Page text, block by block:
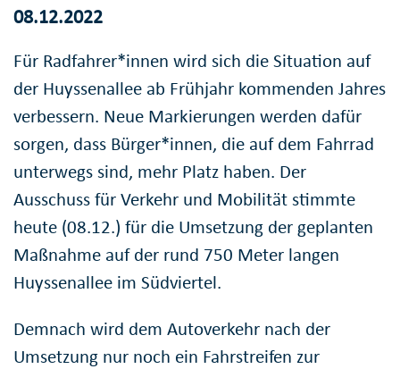
08.12.2022
Für Radfahrer*innen wird sich die Situation auf
der Huyssenallee ab Frühjahr kommenden Jahres
verbessern. Neue Markierungen werden dafür
sorgen, dass Bürger*innen, die auf dem Fahrrad
unterwegs sind, mehr Platz haben. Der
Ausschuss für Verkehr und Mobilität stimmte
heute (08.12.) für die Umsetzung der geplanten
Maßnahme auf der rund 750 Meter langen
Huyssenallee im Südviertel.
Demnach wird dem Autoverkehr nach der
Umsetzung nur noch ein Fahrstreifen zur